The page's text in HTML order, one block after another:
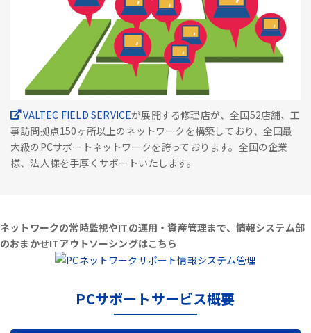
VALTEC FIELD SERVICEが展開する修理店が、全国52店舗、工
事訪問拠点150ヶ所以上のネットワークを構築しており、全国最
大級のPCサポートネットワークを誇っております。全国の企業
様、法人様を手厚くサポートいたします。
ネットワークの常時監視やITの運用・資産管理まで、情報システム部
のおまかせITアウトソーシングはこちら
PCサポートサービス概要